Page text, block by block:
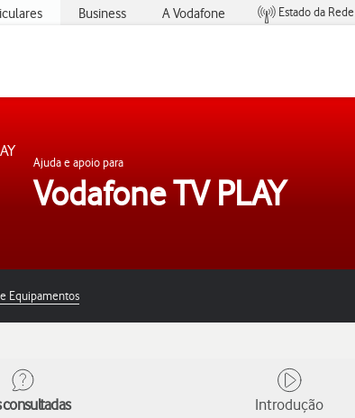
Business A Vodafone
Estado da Rede
Ajuda e apoio para
Vodafone TV PLAY
Equipamentos
consultadas Introdução